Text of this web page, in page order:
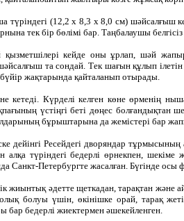
түріндегі (12,2 х 8,3 х 8,0 см) шәйсалғыш
тек бір бөлімі бар. Таңбалаушы
кейде оны ұрлап, шәй
та сондай. Тек шағын құлып
жақтарында қайталанып отырады.
кетеді. Күрделі келген көне өрменің
үстіңгі беті дөңес
бұрыштарына да жемістері бар
дейінгі Ресейдегі дворяндар
алқа түріндегі бедерлі өрнекпен,
Санкт-Петербургте жасалған. Бүгінде
жиынтық әдетте щеткадан, тарақтан
болуы үшін, өкінішке орай, тарақ
бар бедерлі жиектермен әшекейленген.